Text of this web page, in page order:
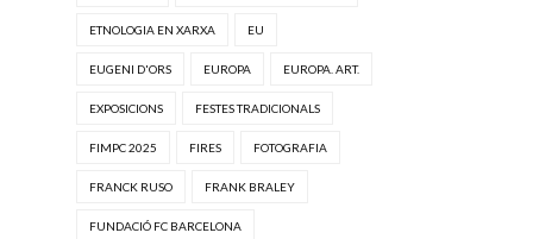
ETNOLOGIA EN XARXA EU
EUGENI D'ORS EUROPA EUROPA. ART.
EXPOSICIONS FESTES TRADICIONALS
FIMPC 2025 FIRES FOTOGRAFIA
FRANCK RUSO FRANK BRALEY
FUNDACIÓ FC BARCELONA